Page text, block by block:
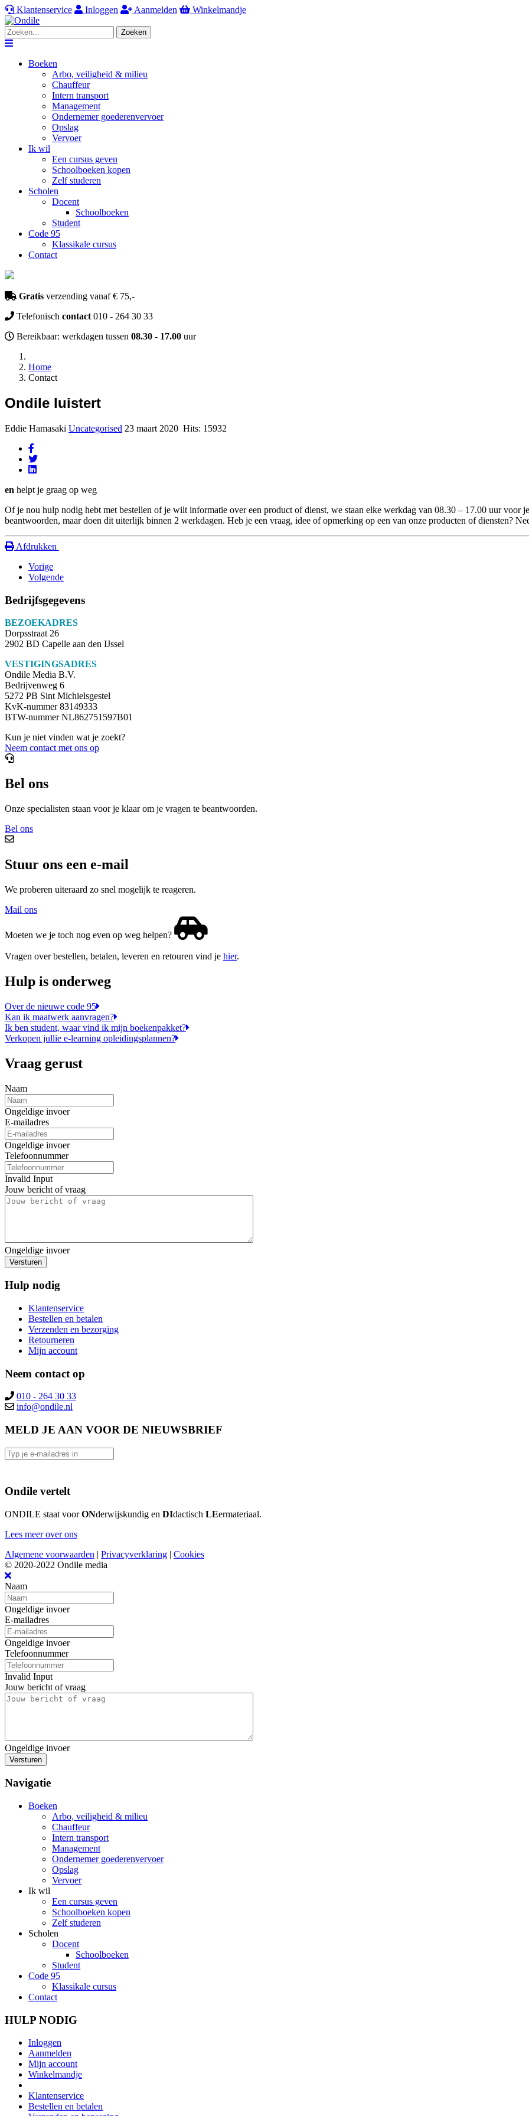
Klantenservice Inloggen Aanmelden Winkelmandje
Zoeken
Navigation
Boeken
Arbo, veiligheid & milieu
Chauffeur
Intern transport
Management
Ondernemer goederenvervoer
Opslag
Vervoer
Ik wil
Een cursus geven
Schoolboeken kopen
Zelf studeren
Scholen
Docent
Schoolboeken
Student
Code 95
Klassikale cursus
Contact
Gratis verzending vanaf € 75,-
Telefonisch contact 010 - 264 30 33
Bereikbaar: werkdagen tussen 08.30 - 17.00 uur
Home
Contact
Ondile luistert
Eddie Hamasaki Uncategorised 23 maart 2020 Hits: 15932
en helpt je graag op weg
Of je nou hulp nodig hebt met bestellen of je wilt informatie over een product of dienst, we staan elke werkdag van 08.30 – 17.00 uur voor
beantwoorden, maar doen dit uiterlijk binnen 2 werkdagen. Heb je een vraag, idee of opmerking op een van onze producten of diensten?
Afdrukken
Vorige
Volgende
Bedrijfsgegevens
BEZOEKADRES
Dorpsstraat 26
2902 BD Capelle aan den IJssel
VESTIGINGSADRES
Ondile Media B.V.
Bedrijvenweg 6
5272 PB Sint Michielsgestel
KvK-nummer 83149333
BTW-nummer NL862751597B01
Kun je niet vinden wat je zoekt?
Neem contact met ons op
Bel ons
Onze specialisten staan voor je klaar om je vragen te beantwoorden.
Bel ons
Stuur ons een e-mail
We proberen uiteraard zo snel mogelijk te reageren.
Mail ons
Moeten we je toch nog even op weg helpen?
Vragen over bestellen, betalen, leveren en retouren vind je hier.
Hulp is onderweg
Over de nieuwe code 95
Kan ik maatwerk aanvragen?
Ik ben student, waar vind ik mijn boekenpakket?
Verkopen jullie e-learning opleidingsplannen?
Vraag gerust
Naam
Ongeldige invoer
E-mailadres
Ongeldige invoer
Telefoonnummer
Invalid Input
Jouw bericht of vraag
Ongeldige invoer
Versturen
Hulp nodig
Klantenservice
Bestellen en betalen
Verzenden en bezorging
Retourneren
Mijn account
Neem contact op
010 - 264 30 33
MELD JE AAN VOOR DE NIEUWSBRIEF
Ondile vertelt
ONDILE staat voorONderwijskundig en DIdactisch LEermateriaal.
Lees meer over ons
Algemene voorwaarden | Privacyverklaring | Cookies
© 2020-2022 Ondile media
Naam
Ongeldige invoer
E-mailadres
Ongeldige invoer
Telefoonnummer
Invalid Input
Jouw bericht of vraag
Ongeldige invoer
Versturen
Navigatie
Boeken
Arbo, veiligheid & milieu
Chauffeur
Intern transport
Management
Ondernemer goederenvervoer
Opslag
Vervoer
Ik wil
Een cursus geven
Schoolboeken kopen
Zelf studeren
Scholen
Docent
Schoolboeken
Student
Code 95
Klassikale cursus
Contact
HULP NODIG
Inloggen
Aanmelden
Mijn account
Winkelmandje
Klantenservice
Bestellen en betalen